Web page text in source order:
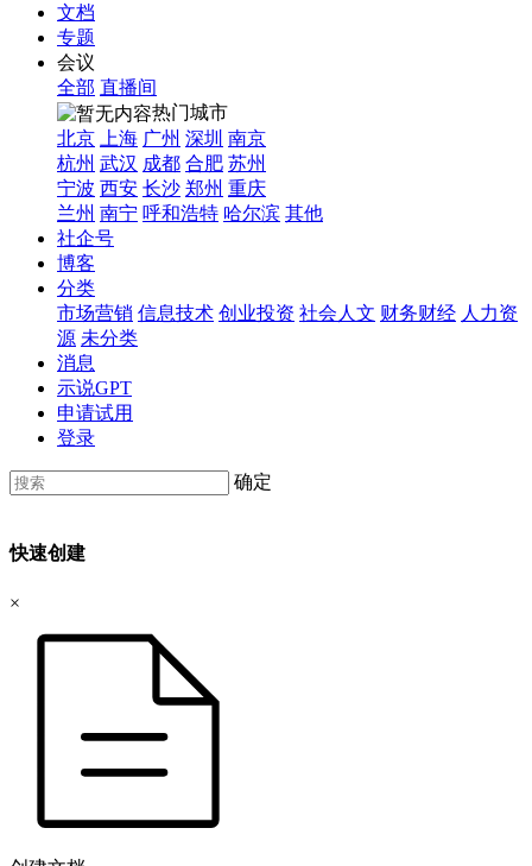
文档
专题
会议
全部 直播间
热门城市
北京
上海 广州 深圳 南京
杭州 武汉 成都 合肥 苏州
宁波 西安 长沙 郑州 重庆
兰州 南宁 呼和浩特 哈尔滨 其他
社企号
博客
分类
市场营销 信息技术 创业投资 社会人文 财务财经 人力资
源 未分类
消息
示说GPT
申请试用
登录
确定
快速创建
×